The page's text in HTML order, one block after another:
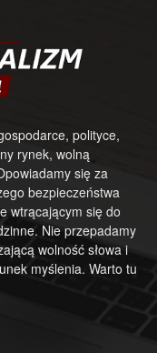
polityce,
rynek, wolną
się za
bezpieczeństwa
wtrącającym się do
Nie przepadamy
wolność słowa i
myślenia. Warto tu